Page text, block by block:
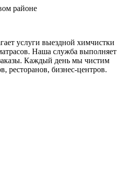
районе
услуги выездной химчистки
Наша служба выполняет
Каждый день мы чистим
ресторанов, бизнес-центров.